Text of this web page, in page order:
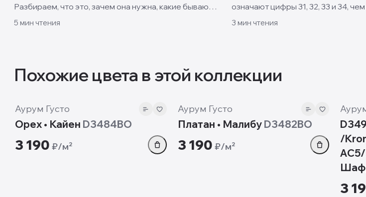
Разбираем, что это, зачем она нужна, какие бывают
виды и когда лучше взять ламинат без фаски.
5 мин чтения
означают цифры 31, 32, 33 и 34,
отличаются и какой выбрать для
3 мин чтения
Похожие цвета в этой коллекции
8 мм
Аурум Густо
Орех • Кайен D3484BO
3 190 ₽/м²
10mm
Аурум Густо
Платан • Малибу D3482BO
3 190 ₽/м²
/
3